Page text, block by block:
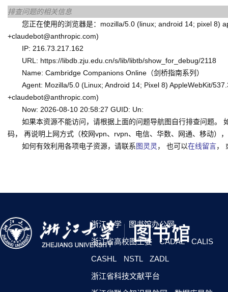
排查问题的相关信息
您正在使用的浏览器是：mozilla/5.0 (linux; android 14; pixel 8)
+claudebot@anthropic.com)
IP: 216.73.217.162
URL: https://libdb.zju.edu.cn/s/lib/libtb/show_for_debug/2118
Name: Cambridge Companions Online（剑桥指南系列）
Agent: Mozilla/5.0 (Linux; Android 14; Pixel 8) AppleWebKit/
+claudebot@anthropic.com)
Now: 2026-08-10 20:58:27 GUID: Un:
如果本资源不能访问，请根据上面的问题导航图自行排查问题。
码， 再说明上网方式（校网vpn、rvpn、电信、华数、网通、移动）
如何有效利用各项电子资源，请联系图灵灵 ， 也可以在线留言，
浙江大学
图书馆办公网
浙江省高校图工委
CADAL
CALIS
CASHL
NSTL
ZADL
浙江省科技文献平台